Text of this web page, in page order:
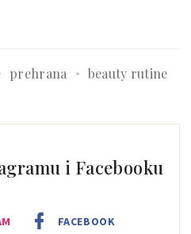
prehrana beauty rutine
i Facebooku
FACEBOOK